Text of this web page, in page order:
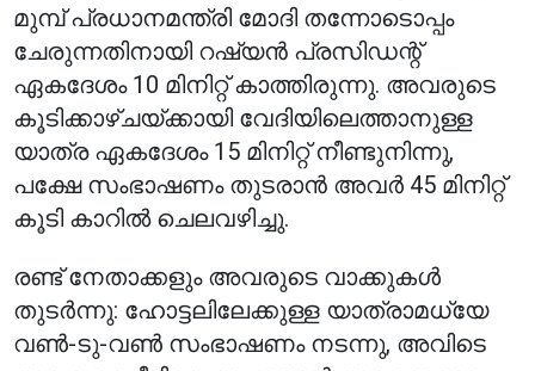
മുമ്പ് പ്രധാനമന്ത്രി മോദി തന്നോടൊപ്പം
ചേരുന്നതിനായി റഷ്യൻ പ്രസിഡന്റ്
ഏകദേശം 10 മിനിറ്റ് കാത്തിരുന്നു. അവരുടെ
കൂടിക്കാഴ്ചയ്ക്കായി വേദിയിലെത്താനുള്ള
യാത്ര ഏകദേശം 15 മിനിറ്റ് നീണ്ടുനിന്നു,
പക്ഷേ സംഭാഷണം തുടരാൻ അവർ 45 മിനിറ്റ്
കൂടി കാറിൽ ചെലവഴിച്ചു.
രണ്ട് നേതാക്കളും അവരുടെ വാക്കുകൾ
തുടർന്നു: ഹോട്ടലിലേക്കുള്ള യാത്രാമധ്യേ
വൺ-ടു-വൺ സംഭാഷണം നടന്നു, അവിടെ